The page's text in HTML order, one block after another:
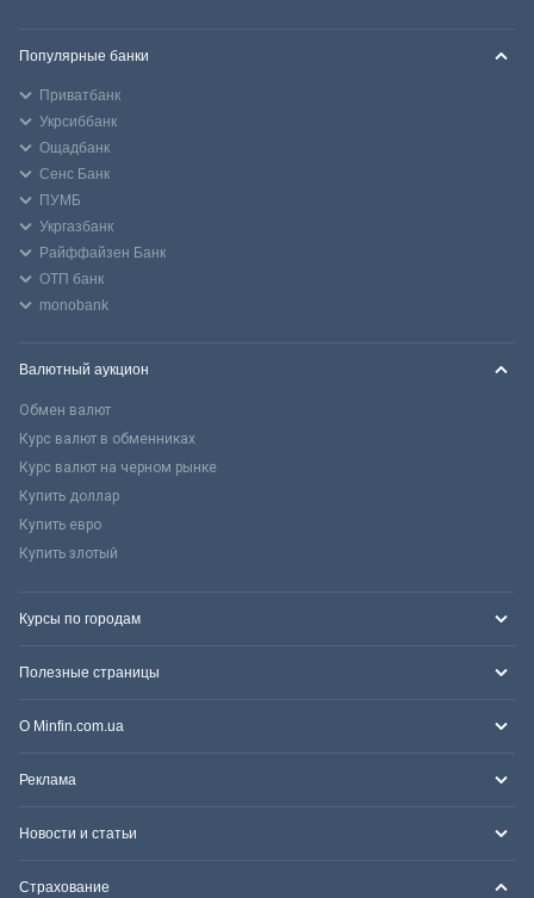
Популярные банки
Приватбанк
Укрсиббанк
Ощадбанк
Сенс Банк
ПУМБ
Укргазбанк
Райффайзен Банк
ОТП банк
monobank
Валютный аукцион
Обмен валют
Курс валют в обменниках
Курс валют на черном рынке
Купить доллар
Купить евро
Купить злотый
Курсы по городам
Полезные страницы
О Minfin.com.ua
Реклама
Новости и статьи
Страхование